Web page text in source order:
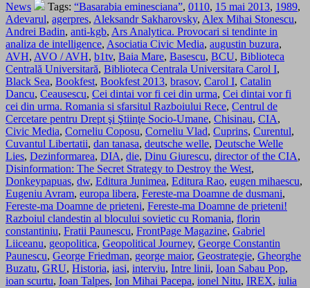
News
Tags: “Basarabia eminesciana”, 0110, 15 mai 2013, 1989,
Adevarul, agerpres, Aleksandr Sakharovsky, Alex Mihai Stonescu,
Andrei Badin, anti-kgb, Ars Analytica. Provocari si tendinte in
analiza de intelligence, Asociatia Civic Media, augustin buzura,
AVH, AVO / AVH, b1tv, Baia Mare, Basescu, BCU, Biblioteca
Centrală Universitară, Biblioteca Centrala Universitara Carol I,
Black Sea, Bookfest, Bookfest 2013, brasov, Carol I, Catalin
Dancu, Ceausescu, Cei dintai vor fi cei din urma, Cei dintai vor fi
cei din urma. Romania si sfarsitul Razboiului Rece, Centrul de
Cercetare pentru Drept şi Ştiinţe Socio-Umane, Chisinau, CIA,
Civic Media, Corneliu Coposu, Corneliu Vlad, Cuprins, Curentul,
Cuvantul Libertatii, dan tanasa, deutsche welle, Deutsche Welle
Lies, Dezinformarea, DIA, die, Dinu Giurescu, director of the CIA,
Disinformation: The Secret Strategy to Destroy the West,
Donkeypapuas, dw, Editura Junimea, Editura Rao, eugen mihaescu,
Eugeniu Avram, europa libera, Fereste-ma Doamne de dusmani,
Fereste-ma Doamne de prieteni, Fereste-ma Doamne de prieteni!
Razboiul clandestin al blocului sovietic cu Romania, florin
constantiniu, Fratii Paunescu, FrontPage Magazine, Gabriel
Liiceanu, geopolitica, Geopolitical Journey, George Constantin
Paunescu, George Friedman, george maior, Geostrategie, Gheorghe
Buzatu, GRU, Historia, iasi, interviu, Intre linii, Ioan Sabau Pop,
ioan scurtu, Ioan Talpes, Ion Mihai Pacepa, ionel Nitu, IREX, iulia